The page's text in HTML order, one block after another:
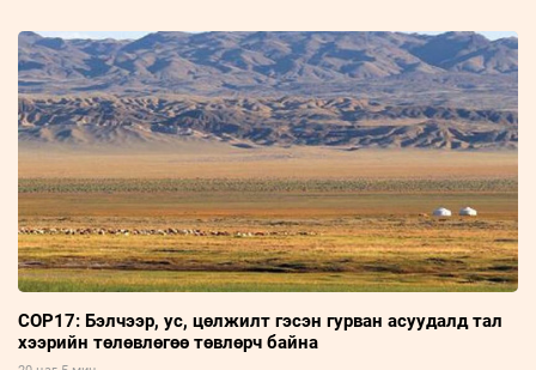
COP17: Бэлчээр, ус, цөлжилт гэсэн гурван асуудалд тал
хээрийн төлөвлөгөө төвлөрч байна